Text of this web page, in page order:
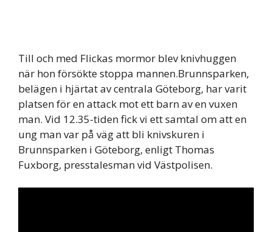
Till och med Flickas mormor blev knivhuggen
när hon försökte stoppa mannen.Brunnsparken,
belägen i hjärtat av centrala Göteborg, har varit
platsen för en attack mot ett barn av en vuxen
man. Vid 12.35-tiden fick vi ett samtal om att en
ung man var på väg att bli knivskuren i
Brunnsparken i Göteborg, enligt Thomas
Fuxborg, presstalesman vid Västpolisen.